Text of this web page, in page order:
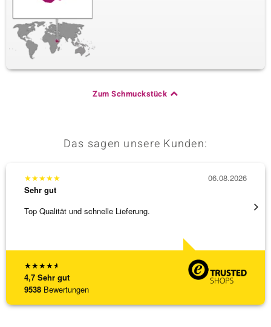
Zum Schmuckstück
Das sagen unsere Kunden:
★★★★★
4,7 Sehr gut
9538 Bewertungen
★★★★★
Sehr gut
Top Qualität und schnelle Lieferung.
06.08.2026